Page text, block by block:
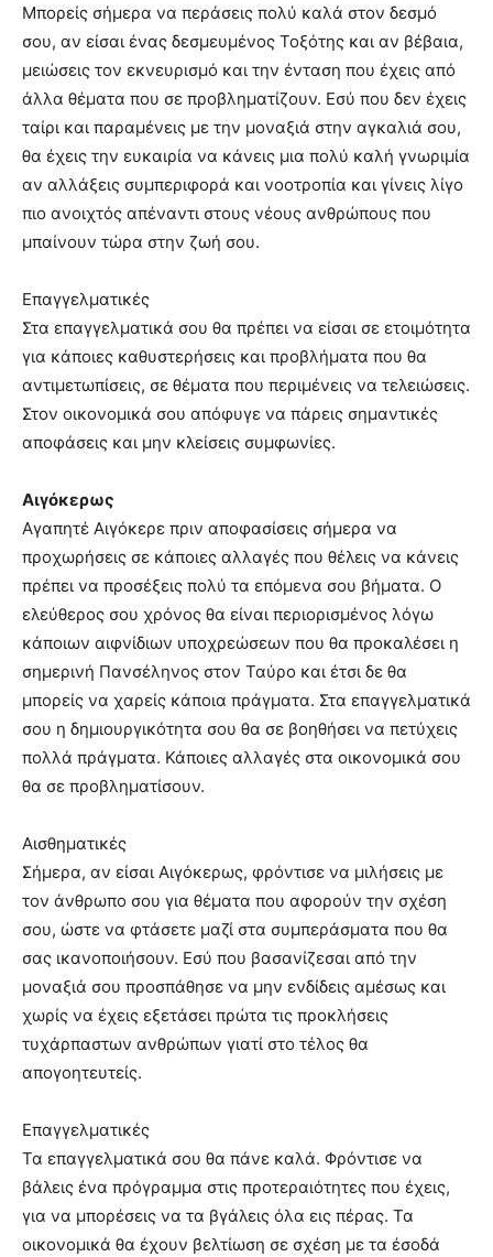
Μπορείς σήμερα να περάσεις πολύ καλά στον δεσμό
σου, αν είσαι ένας δεσμευμένος Τοξότης και αν βέβαια,
μειώσεις τον εκνευρισμό και την ένταση που έχεις από
άλλα θέματα που σε προβληματίζουν. Εσύ που δεν έχεις
ταίρι και παραμένεις με την μοναξιά στην αγκαλιά σου,
θα έχεις την ευκαιρία να κάνεις μια πολύ καλή γνωριμία
αν αλλάξεις συμπεριφορά και νοοτροπία και γίνεις λίγο
πιο ανοιχτός απέναντι στους νέους ανθρώπους που
μπαίνουν τώρα στην ζωή σου.
Επαγγελματικές
Στα επαγγελματικά σου θα πρέπει να είσαι σε ετοιμότητα
για κάποιες καθυστερήσεις και προβλήματα που θα
αντιμετωπίσεις, σε θέματα που περιμένεις να τελειώσεις.
Στον οικονομικά σου απόφυγε να πάρεις σημαντικές
αποφάσεις και μην κλείσεις συμφωνίες.
Αιγόκερως
Αγαπητέ Αιγόκερε πριν αποφασίσεις σήμερα να
προχωρήσεις σε κάποιες αλλαγές που θέλεις να κάνεις
πρέπει να προσέξεις πολύ τα επόμενα σου βήματα. Ο
ελεύθερος σου χρόνος θα είναι περιορισμένος λόγω
κάποιων αιφνίδιων υποχρεώσεων που θα προκαλέσει η
σημερινή Πανσέληνος στον Ταύρο και έτσι δε θα
μπορείς να χαρείς κάποια πράγματα. Στα επαγγελματικά
σου η δημιουργικότητα σου θα σε βοηθήσει να πετύχεις
πολλά πράγματα. Κάποιες αλλαγές στα οικονομικά σου
θα σε προβληματίσουν.
Αισθηματικές
Σήμερα, αν είσαι Αιγόκερως, φρόντισε να μιλήσεις με
τον άνθρωπο σου για θέματα που αφορούν την σχέση
σου, ώστε να φτάσετε μαζί στα συμπεράσματα που θα
σας ικανοποιήσουν. Εσύ που βασανίζεσαι από την
μοναξιά σου προσπάθησε να μην ενδίδεις αμέσως και
χωρίς να έχεις εξετάσει πρώτα τις προκλήσεις
τυχάρπαστων ανθρώπων γιατί στο τέλος θα
απογοητευτείς.
Επαγγελματικές
Τα επαγγελματικά σου θα πάνε καλά. Φρόντισε να
βάλεις ένα πρόγραμμα στις προτεραιότητες που έχεις,
για να μπορέσεις να τα βγάλεις όλα εις πέρας. Τα
οικονομικά θα έχουν βελτίωση σε σχέση με τα έσοδά